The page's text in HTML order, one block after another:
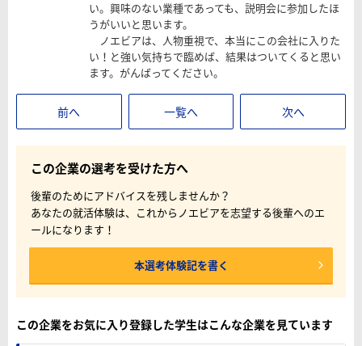
い。興味のない業種であっても、説明会に参加したほ
うがいいと思います。
ノエビアは、人物重視で、本当にこの会社に入りた
い！と強い気持ちで臨めば、結果はついてくると思い
ます。がんばってください。
前へ 一覧へ 次へ
この企業の選考を受けた方へ
後輩のためにアドバイスを残しませんか？
あなたの就活体験は、これからノエビアを志望する後輩へのエ
ールになります！
本選考体験記を書く
この企業をお気に入り登録した学生はこんな企業を見ています